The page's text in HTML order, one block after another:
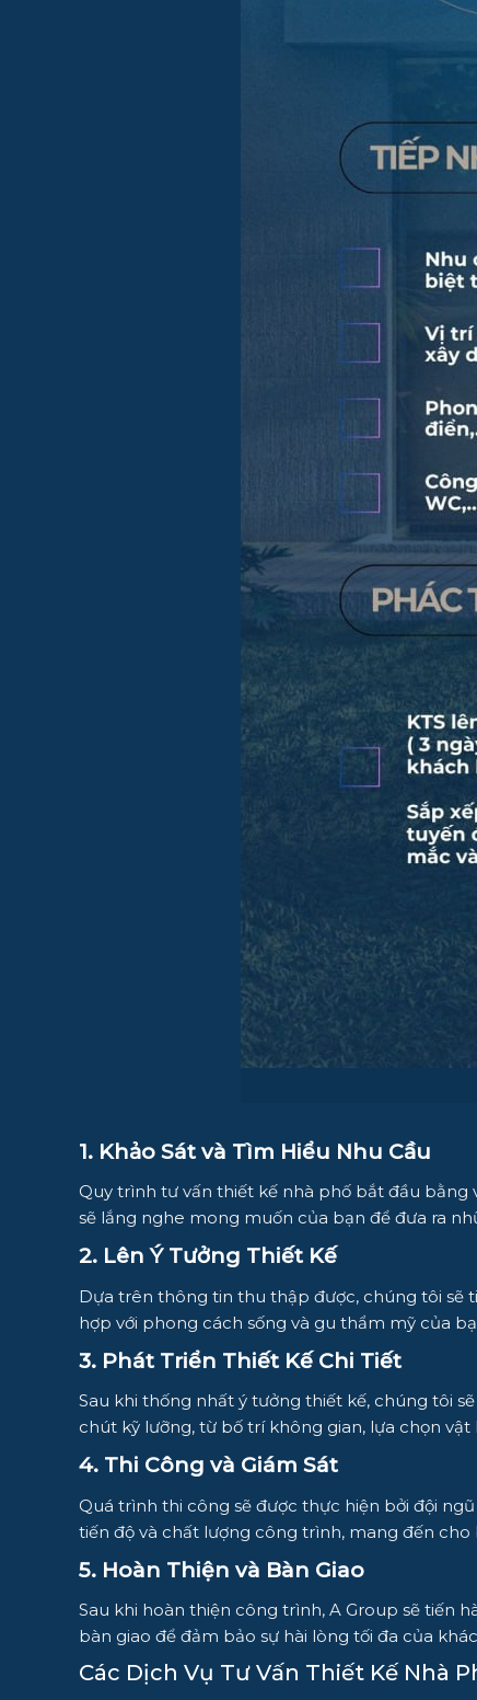
1. Khảo Sát và Tìm Hiểu Nhu Cầu
Quy trình tư vấn thiết kế nhà phố bắt đầu
sẽ lắng nghe mong muốn của bạn để đưa ra
2. Lên Ý Tưởng Thiết Kế
Dựa trên thông tin thu thập được, chúng tôi sẽ
hợp với phong cách sống và gu thẩm mỹ của
3. Phát Triển Thiết Kế Chi Tiết
Sau khi thống nhất ý tưởng thiết kế, chúng tôi
chút kỹ lưỡng, từ bố trí không gian, lựa chọn vật
4. Thi Công và Giám Sát
Quá trình thi công sẽ được thực hiện bởi đội
tiến độ và chất lượng công trình, mang đến
5. Hoàn Thiện và Bàn Giao
Sau khi hoàn thiện công trình, A Group sẽ tiến
bàn giao để đảm bảo sự hài lòng tối đa của
Các Dịch Vụ Tư Vấn Thiết Kế Nhà